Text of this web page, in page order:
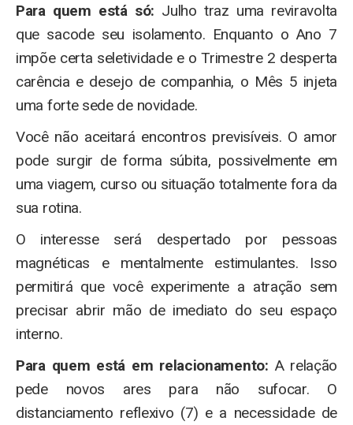
Para quem está só: Julho traz uma reviravolta
que sacode seu isolamento. Enquanto o Ano 7
impõe certa seletividade e o Trimestre 2 desperta
carência e desejo de companhia, o Mês 5 injeta
uma forte sede de novidade.
Você não aceitará encontros previsíveis. O amor
pode surgir de forma súbita, possivelmente em
uma viagem, curso ou situação totalmente fora da
sua rotina.
O interesse será despertado por pessoas
magnéticas e mentalmente estimulantes. Isso
permitirá que você experimente a atração sem
precisar abrir mão de imediato do seu espaço
interno.
Para quem está em relacionamento: A relação
pede novos ares para não sufocar. O
distanciamento reflexivo (7) e a necessidade de